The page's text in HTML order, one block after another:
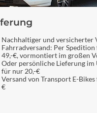
Nachhaltiger und versicherter
Fahrradversand: Per
49,-€, vormontiert im großen
Oder persönliche Lieferung im
für nur 20,-€
Versand von Transport E-
€